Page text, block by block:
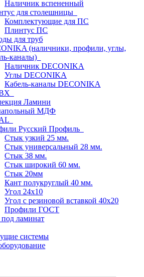
Наличник вспененный
для столешницы
Комплектующие для ПС
Плинтус ПС
для труб
(наличники, профили, углы,
каналы)
Наличник DECONIKA
Углы DECONIKA
Кабель-каналы DECONIKA
Ламини
МДФ
Русский Профиль
Стык узкий 25 мм.
Стык универсальный 28 мм.
Стык 38 мм.
Стык широкий 60 мм.
Стык 20мм
Кант полукруглый 40 мм.
Угол 24х10
Угол с резиновой вставкой 40х20
Профили ГОСТ
ламинат
системы